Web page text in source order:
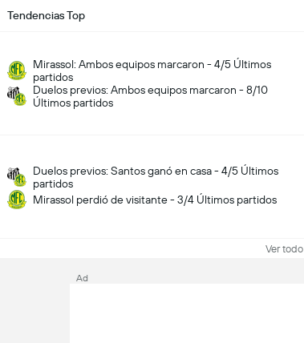
Tendencias Top
Mirassol: Ambos equipos marcaron - 4/5 Últimos
partidos
Duelos previos: Ambos equipos marcaron - 8/10
Últimos partidos
Duelos previos: Santos ganó en casa - 4/5 Últimos
partidos
Mirassol perdió de visitante - 3/4 Últimos partidos
Ver todo
Ad